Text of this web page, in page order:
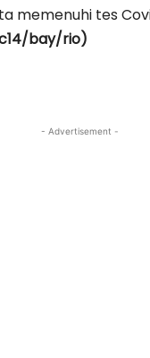
memenuhi tes
bay/rio)
- Advertisement -